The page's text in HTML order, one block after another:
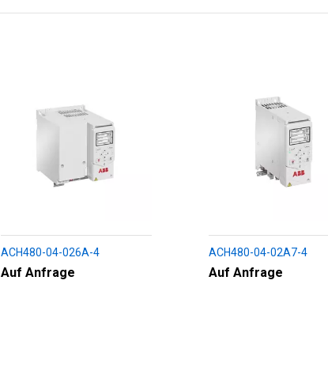
ACH480-04-026A-4
Auf Anfrage
ACH480-04-02A7-4
Auf Anfrage